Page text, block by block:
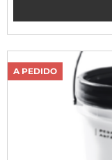
A PEDIDO